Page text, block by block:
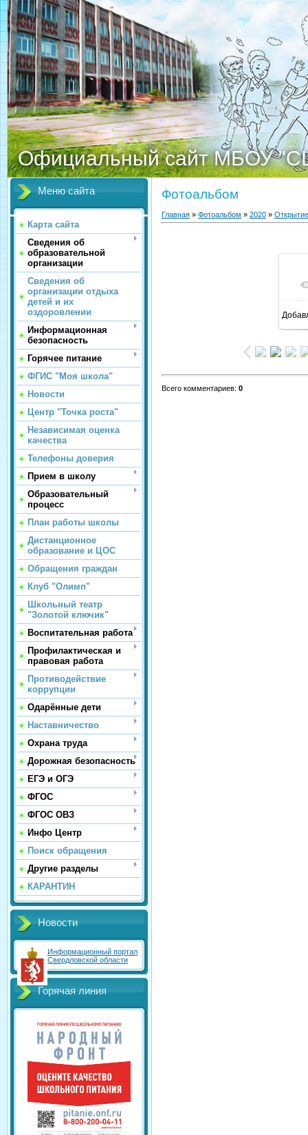
Официальный сайт МБОУ
Меню сайта
Карта сайта
Сведения об
образовательной
организации
Сведения об
организации отдыха
детей и их
оздоровлении
Информационная
безопасность
Горячее питание
ФГИС "Моя школа"
Новости
Центр "Точка роста"
Независимая оценка
качества
Телефоны доверия
Прием в школу
Образовательный
процесс
План работы школы
Дистанционное
образование и ЦОС
Обращения граждан
Клуб "Олимп"
Школьный театр
"Золотой ключик"
Воспитательная работа
Профилактическая и
правовая работа
Противодействие
коррупции
Одарённые дети
Наставничество
Охрана труда
Дорожная безопасность
ЕГЭ и ОГЭ
ФГОС
ФГОС ОВЗ
Инфо Центр
Поиск обращения
Другие разделы
КАРАНТИН
Новости
Информационный портал
Свердловской области
Горячая линия
Фотоальбом
Главная » Фотоальбом » 2020 »
Всего комментариев: 0